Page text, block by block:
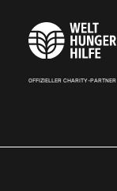
OFFIZIELLER CHARITY-PARTNER